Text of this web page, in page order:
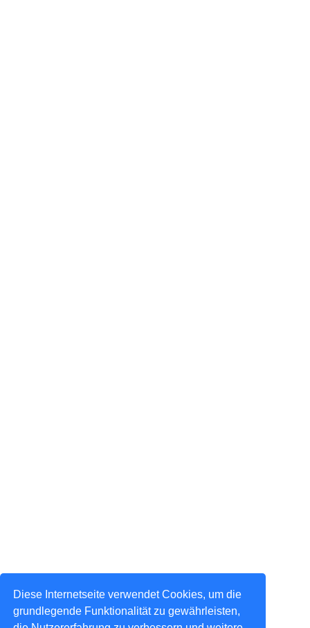
Diese Internetseite verwendet Cookies, um die
grundlegende Funktionalität zu gewährleisten,